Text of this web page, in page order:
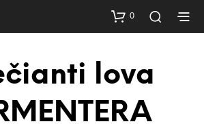
0
lova